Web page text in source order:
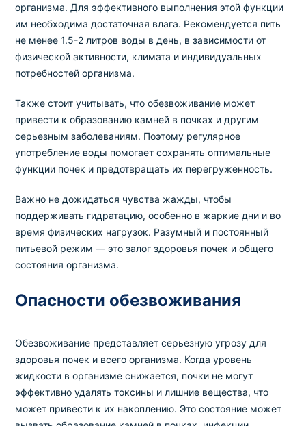
организма. Для эффективного выполнения этой функции
им необходима достаточная влага. Рекомендуется пить
не менее 1.5-2 литров воды в день, в зависимости от
физической активности, климата и индивидуальных
потребностей организма.
Также стоит учитывать, что обезвоживание может
привести к образованию камней в почках и другим
серьезным заболеваниям. Поэтому регулярное
употребление воды помогает сохранять оптимальные
функции почек и предотвращать их перегруженность.
Важно не дожидаться чувства жажды, чтобы
поддерживать гидратацию, особенно в жаркие дни и во
время физических нагрузок. Разумный и постоянный
питьевой режим — это залог здоровья почек и общего
состояния организма.
Опасности обезвоживания
Обезвоживание представляет серьезную угрозу для
здоровья почек и всего организма. Когда уровень
жидкости в организме снижается, почки не могут
эффективно удалять токсины и лишние вещества, что
может привести к их накоплению. Это состояние может